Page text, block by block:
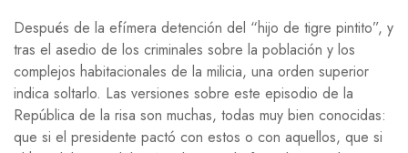
Después de la efímera detención del “hijo de tigre pintito”, y
tras el asedio de los criminales sobre la población y los
complejos habitacionales de la milicia, una orden superior
indica soltarlo. Las versiones sobre este episodio de la
República de la risa son muchas, todas muy bien conocidas:
que si el presidente pactó con estos o con aquellos, que si